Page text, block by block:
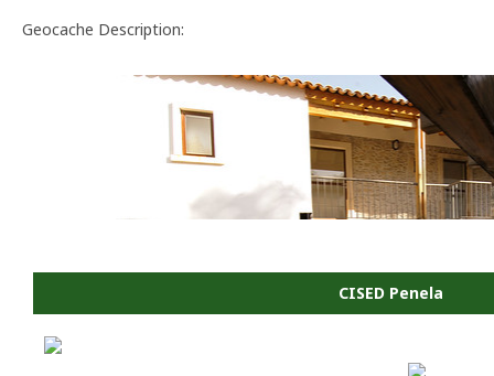
Geocache Description:
CISED Penela